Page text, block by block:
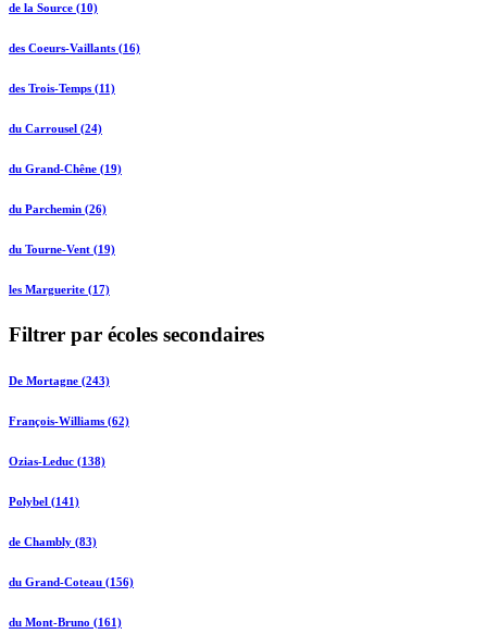
de la Source (10)
des Coeurs-Vaillants (16)
des Trois-Temps (11)
du Carrousel (24)
du Grand-Chêne (19)
du Parchemin (26)
du Tourne-Vent (19)
les Marguerite (17)
Filtrer par écoles secondaires
De Mortagne (243)
François-Williams (62)
Ozias-Leduc (138)
Polybel (141)
de Chambly (83)
du Grand-Coteau (156)
du Mont-Bruno (161)